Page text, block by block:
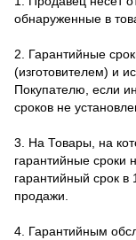
обнаруженные в
2. Гарантийные
(изготовителем) и
Покупателю, если
сроков не
3. На Товары, на
гарантийные сроки
гарантийный срок в
продажи.
4. Гарантийным